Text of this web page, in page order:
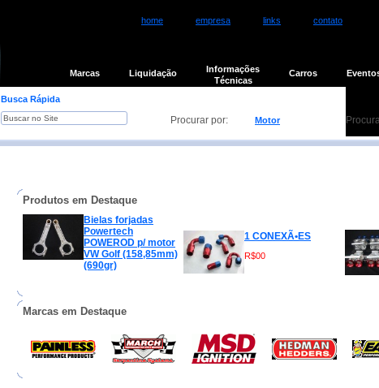
home empresa links contato
Marcas Liquidação
Informações
Técnicas
Carros
Busca Rápida
Procurar por: Motor
Produtos em Destaque
Bielas forjadas
Powertech
POWEROD p/ motor
VW Golf (158,85mm)
(690gr)
1 CONEXÃ•ES
R$00
Marcas em Destaque